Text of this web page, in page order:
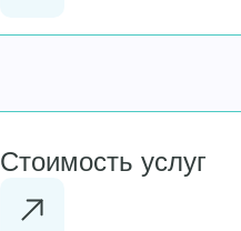
Стоимость услуг